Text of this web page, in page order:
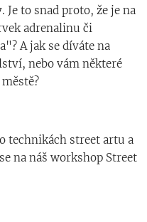
to snad proto, že je na
adrenalinu či
A jak se díváte na
nebo vám některé
technikách street artu a
na náš workshop Street